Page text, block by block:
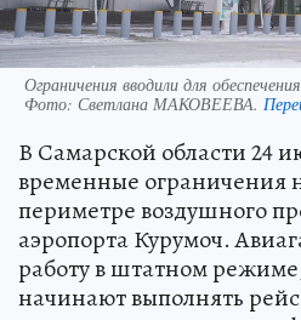
Ограничения вводили для
Фото: Светлана МАКОВЕЕВА.
В Самарской области 24
временные ограничения
периметре воздушного
аэропорта Курумоч.
работу в штатном
начинают выполнять